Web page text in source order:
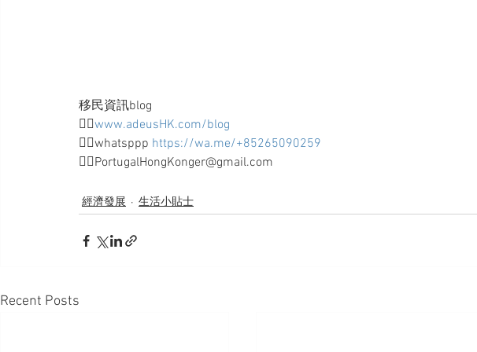
移民資訊blog
👉🏻www.adeusHK.com/blog
👉🏻whatsppp https://wa.me/+85265090259
👉🏻PortugalHongKonger@gmail.com
經濟發展 生活小貼士
Recent Posts